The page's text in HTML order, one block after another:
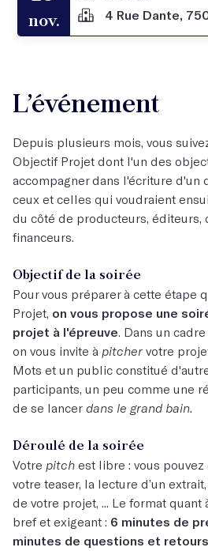
nov.
4 Rue Dante,
L’événement
Depuis plusieurs mois, vous
Objectif Projet dont l'un des
accompagner dans l'écriture d'un
ceux et celles qui voudraient
du côté de producteurs, éditeurs,
financeurs.
Objectif de la soirée
Pour vous préparer à cette étape
Projet, on vous propose une
projet à l'épreuve. Dans un
on vous invite à pitcher votre
Mots et un public constitué
participants, un peu comme une
de se lancer dans le grand bain.
Déroulé de la soirée
Votre pitch est libre : vous
votre teaser, la lecture d’un
de votre projet, ... Le format
bref et exigeant : 6 minutes de
minutes de questions et